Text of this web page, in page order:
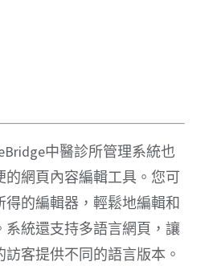
中醫診所管理系統也
的網頁內容編輯工具。您可
得的編輯器，輕鬆地編輯和
系統還支持多語言網頁，讓
客提供不同的語言版本。